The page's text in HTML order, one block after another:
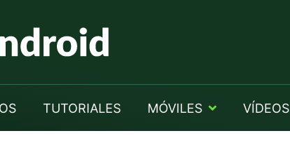
TUTORIALES MÓVILES VÍDEOS